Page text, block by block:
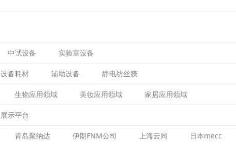
中试设备 实验室设备
设备耗材 辅助设备 静电纺丝膜
生物应用领域 美妆应用领域 家居应用领域
展示平台
青岛聚纳达 伊朗FNM公司 上海云同 日本mecc